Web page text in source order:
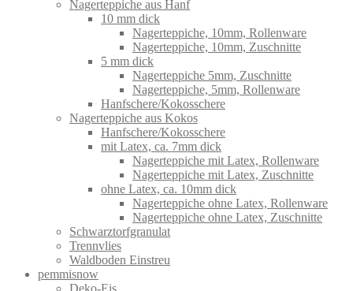
Nagerteppiche aus Hanf
10 mm dick
Nagerteppiche, 10mm, Rollenware
Nagerteppiche, 10mm, Zuschnitte
5 mm dick
Nagerteppiche 5mm, Zuschnitte
Nagerteppiche, 5mm, Rollenware
Hanfschere/Kokosschere
Nagerteppiche aus Kokos
Hanfschere/Kokosschere
mit Latex, ca. 7mm dick
Nagerteppiche mit Latex, Rollenware
Nagerteppiche mit Latex, Zuschnitte
ohne Latex, ca. 10mm dick
Nagerteppiche ohne Latex, Rollenware
Nagerteppiche ohne Latex, Zuschnitte
Schwarztorfgranulat
Trennvlies
Waldboden Einstreu
pemmisnow